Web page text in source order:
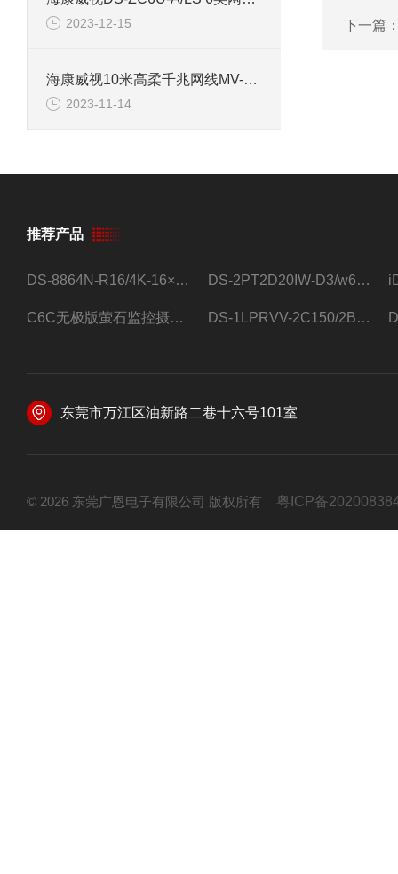
2023-12-15
海康威视10米高柔千兆网线MV-ACC-01-1102-10m
2023-11-14
下一篇
推荐产品
DS-8864N-R16/4K-16×4T/希捷16盘位录像机 DS-2PT2D20IW-D3/w64路高清硬盘录像机
C6C无极版萤石监控摄像头 DS-1LPRVV-2C150/2B监控室外夜视高清电源线护套线200米/卷
东莞市万江区油新路二巷十六号101室
© 2026 东莞广恩电子有限公司 版权所有 粤ICP备